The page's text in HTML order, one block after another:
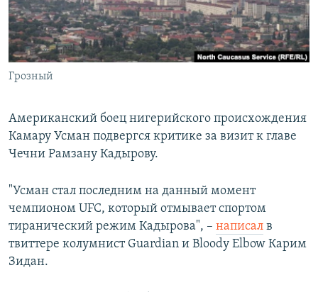
СОЦИАЛЬНЫЕ СЕТИ
Все сайты РСЕ/РС
Грозный
Американский боец нигерийского происхождения
Камару Усман подвергся критике за визит к главе
Чечни Рамзану Кадырову.
"Усман стал последним на данный момент
чемпионом UFC, который отмывает спортом
тиранический режим Кадырова", – написал в
твиттере колумнист Guardian и Bloody Elbow Карим
Зидан.